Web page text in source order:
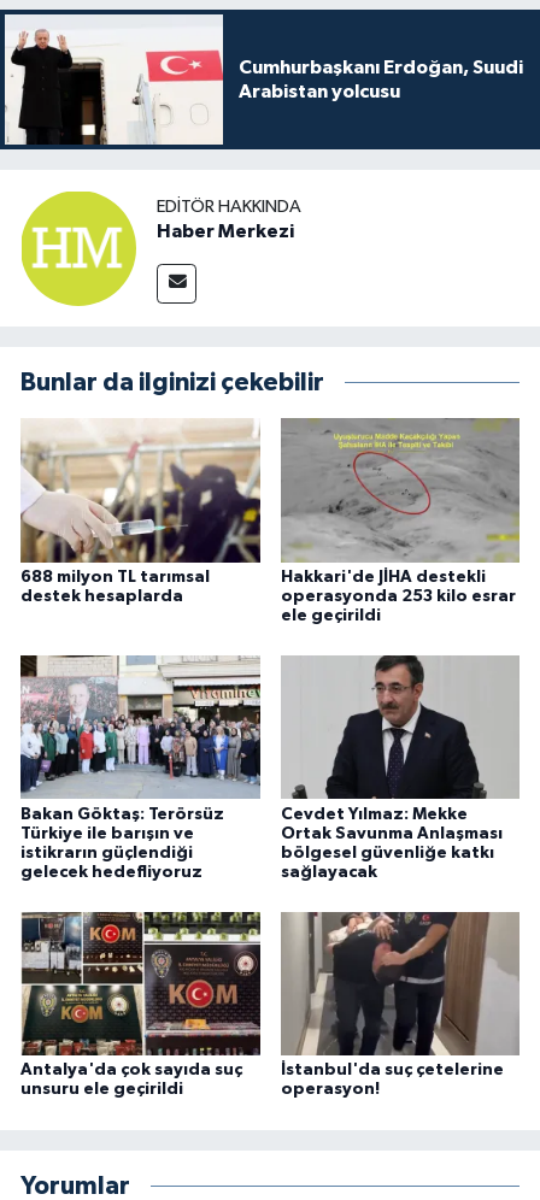
Cumhurbaşkanı Erdoğan, Suudi
Arabistan yolcusu
EDITÖR HAKKINDA
Haber Merkezi
Bunlar da ilginizi çekebilir
688 milyon TL tarımsal
destek hesaplarda
Hakkari'de JİHA destekli
operasyonda 253 kilo esrar
ele geçirildi
Bakan Göktaş: Terörsüz
Türkiye ile barışın ve
istikrarın güçlendiği
gelecek hedefliyoruz
Cevdet Yılmaz: Mekke
Ortak Savunma Anlaşması
bölgesel güvenliğe katkı
sağlayacak
Antalya'da çok sayıda suç
unsuru ele geçirildi
İstanbul'da suç çetelerine
operasyon!
Yorumlar